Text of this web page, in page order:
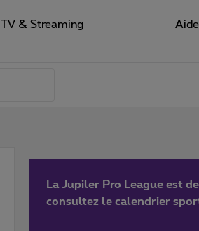
TV & Streaming Aide
La Jupiler Pro League est
consultez le calendrier